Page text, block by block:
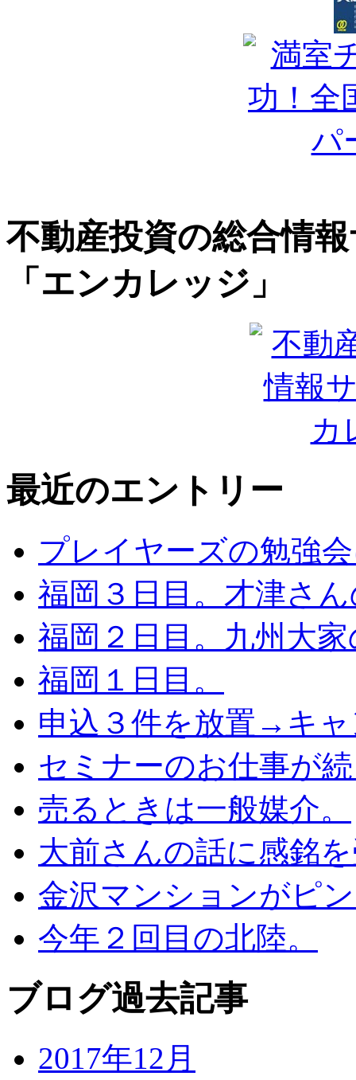
不動産投資の総合情
「エンカレッジ」
最近のエントリー
プレイヤーズの勉強
福岡３日目。才津さ
福岡２日目。九州大
福岡１日目。
申込３件を放置→キ
セミナーのお仕事が
売るときは一般媒介。
大前さんの話に感銘
金沢マンションがピ
今年２回目の北陸。
ブログ過去記事
2017年12月